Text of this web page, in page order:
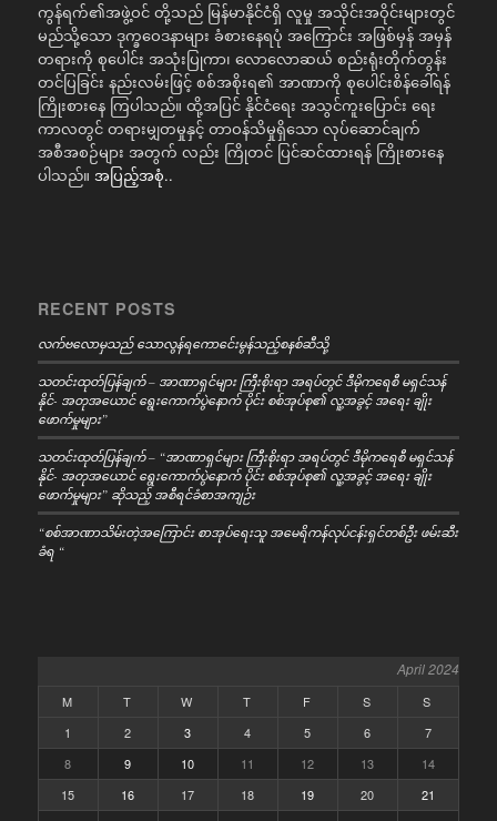
ကွန်ရက်၏အဖွဲ့ဝင် တို့သည် မြန်မာနိုင်ငံရှိ လူမှု အသိုင်းအဝိုင်းများတွင်
မည်သို့သော ဒုက္ခဝေဒနာများ ခံစားနေရပုံ အကြောင်း အဖြစ်မှန် အမှန်
တရားကို စုပေါင်း အသုံးပြုကာ၊ လောလောဆယ် စည်းရုံးတိုက်တွန်း
တင်ပြခြင်း နည်းလမ်းဖြင့် စစ်အစိုးရ၏ အာဏာကို စုပေါင်းစိန်ခေါ်ရန်
ကြိုးစားနေ ကြပါသည်။ ထို့အပြင် နိုင်ငံရေး အသွင်ကူးပြောင်း ရေး
ကာလတွင် တရားမျှတမှုနှင့် တာဝန်သိမှုရှိသော လုပ်ဆောင်ချက်
အစီအစဉ်များ အတွက် လည်း ကြိုတင် ပြင်ဆင်ထားရန် ကြိုးစားနေ
ပါသည်။ အပြည့်အစုံ..
RECENT POSTS
လက်ဗလောမှသည် သောလွန်ရကောင်ေးမွန်သည့်စနစ်ဆီသို့
သတင်းထုတ်ပြန်ချက် – အာဏာရှင်များ ကြီးစိုးရာ အရပ်တွင် ဒီမိုကရေစီ မရှင်သန်
နိုင်- အတုအယောင် ရွေးကောက်ပွဲနောက် ပိုင်း စစ်အုပ်စု၏ လူ့အခွင့် အရေး ချိုး
ဖောက်မှုများ”
သတင်းထုတ်ပြန်ချက် – “အာဏာရှင်များ ကြီးစိုးရာ အရပ်တွင် ဒီမိုကရေစီ မရှင်သန်
နိုင်- အတုအယောင် ရွေးကောက်ပွဲနောက် ပိုင်း စစ်အုပ်စု၏ လူ့အခွင့် အရေး ချိုး
ဖောက်မှုများ” ဆိုသည့် အစီရင်ခံစာအကျဉ်း
“စစ်အာဏာသိမ်းတဲ့အကြောင်း စာအုပ်ရေးသူ အမေရိကန်လုပ်ငန်းရှင်တစ်ဦး ဖမ်းဆီး
ခံရ “
April 2024
M T W T F S
S
1
2 3 4 5 6
7
8
9 10 11 12 13
14
15
16 17 18 19 20
21